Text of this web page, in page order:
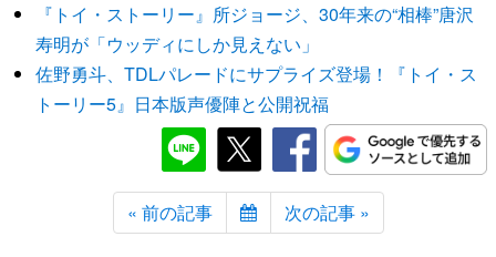
『トイ・ストーリー』所ジョージ、30年来の“相棒”唐沢
寿明が「ウッディにしか見えない」
佐野勇斗、TDLパレードにサプライズ登場！『トイ・ス
トーリー5』日本版声優陣と公開祝福
« 前の記事 次の記事 »